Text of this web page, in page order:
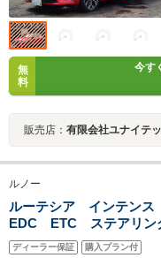
無
料
今す
販売店： 有限会社ユナイテ
ルノー
ルーテシア インテン
EDC ETC ステアリン
グ AUX・USB入力 自
ディーラー保証 購入プラン付